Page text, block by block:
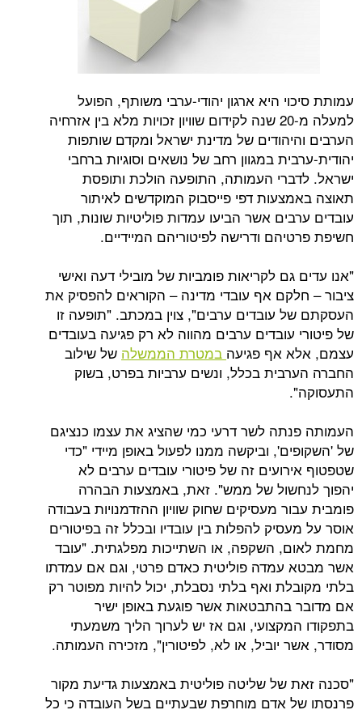
היא ארגון יהודי-ערבי משותף, הפועל
למעלה מ-20 שנה לקידום שוויון זכויות מלא בין אזרחיה
של מדינת ישראל ומקדם שותפות
במגוון רחב של נושאים וסוגיות ברחבי
העמותה, התופעה הולכת ותופסת
דפי פייסבוק המוקדשים לאיתור
אשר הביעו עמדות פוליטיות שונות, תוך
ודרישה לפיטוריהם המיידיים.
לקריאות פומביות של מובילי דעה ואישי
אף עובדי מדינה – הקוראים להפסיק את
עובדים ערבים", צוין במכתב. "תופעה זו
עובדים ערבים מהווה לא רק פגיעה בעובדים
אף פגיעהבמטרת הממשלהשל שילוב
בכלל, ונשים ערביות בפרט, בשוק
לשר דרעי כמי שהציג את עצמו כנציגם
וביקשה ממנו לפעול באופן מיידי "כדי
זה של פיטורי עובדים ערבים לא
של ממש". זאת, באמצעות הבהרה
מעסיקים שחוק שוויון ההזדמנויות בעבודה
להפלות בין עובדיו ובכלל זה בפיטורים
השקפה, או השתייכות מפלגתית. "עובד
פוליטית כאדם פרטי, וגם אם עמדתו
ואף בלתי נסבלת, יכול להיות מפוטר רק
אשר פוגעת באופן ישיר
וגם אז יש לערוך הליך משמעתי
יוביל, או לא, לפיטורין", מזכירה העמותה.
של שליטה פוליטית באמצעות גדיעת מקור
אדם מוחרפת שבעתיים בשל העובדה כי כל